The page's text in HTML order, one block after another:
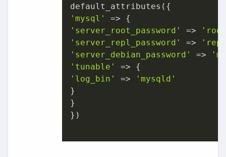
'mysql'
'server_root_password'
=>
'server_repl_password'
=>
'server_debian_password'
=>
'tunable'
'log_bin'
=>
'mysqld'
}
}
})